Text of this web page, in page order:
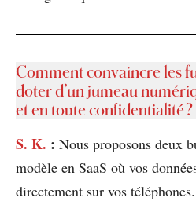
Comment convaincre les
doter d’un jumeau
et en toute confidentialité ?
S. K. : Nous proposons deux
modèle en SaaS où vos
directement sur vos